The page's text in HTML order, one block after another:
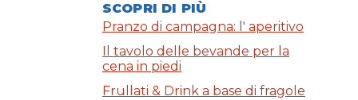
SCOPRI DI PIÙ
Pranzo di campagna: l' aperitivo
Il tavolo delle bevande per la
cena in piedi
Frullati & Drink a base di fragole